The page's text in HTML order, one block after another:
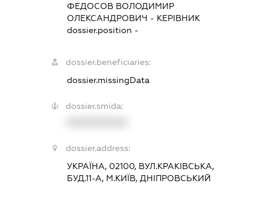
ФЕДОСОВ ВОЛОДИМИР
ОЛЕКСАНДРОВИЧ - КЕРІВНИК
dossier.position -
dossier.beneficiaries:
dossier.missingData
dossier.smida:
dossier.address:
УКРАЇНА, 02100, ВУЛ.КРАКІВСЬКА,
БУД.11-А, М.КИЇВ, ДНІПРОВСЬКИЙ